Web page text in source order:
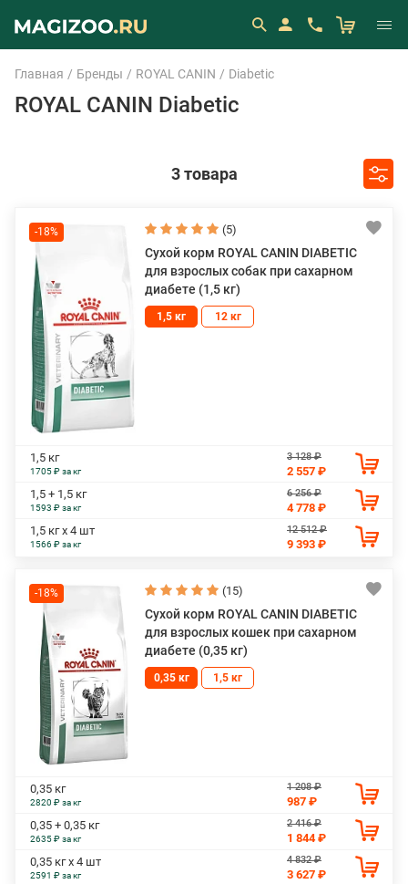
Главная Бренды ROYAL CANIN Diabetic
ROYAL CANIN Diabetic
3 товара
-18% (5)
Сухой корм ROYAL CANIN DIABETIC
для взрослых собак при сахарном
диабете (1,5 кг)
1,5 кг 12 кг
1,5 кг
1705 ₽ за кг
3 128 ₽
2 557 ₽
1,5 + 1,5 кг
1593 ₽ за кг
6 256 ₽
4 778 ₽
1,5 кг х 4 шт
1566 ₽ за кг
12 512 ₽
9 393 ₽
-18% (15)
Сухой корм ROYAL CANIN DIABETIC
для взрослых кошек при сахарном
диабете (0,35 кг)
0,35 кг 1,5 кг
0,35 кг
2820 ₽ за кг
1 208 ₽
987 ₽
0,35 + 0,35 кг
2635 ₽ за кг
2 416 ₽
1 844 ₽
0,35 кг х 4 шт
2591 ₽ за кг
4 832 ₽
3 627 ₽